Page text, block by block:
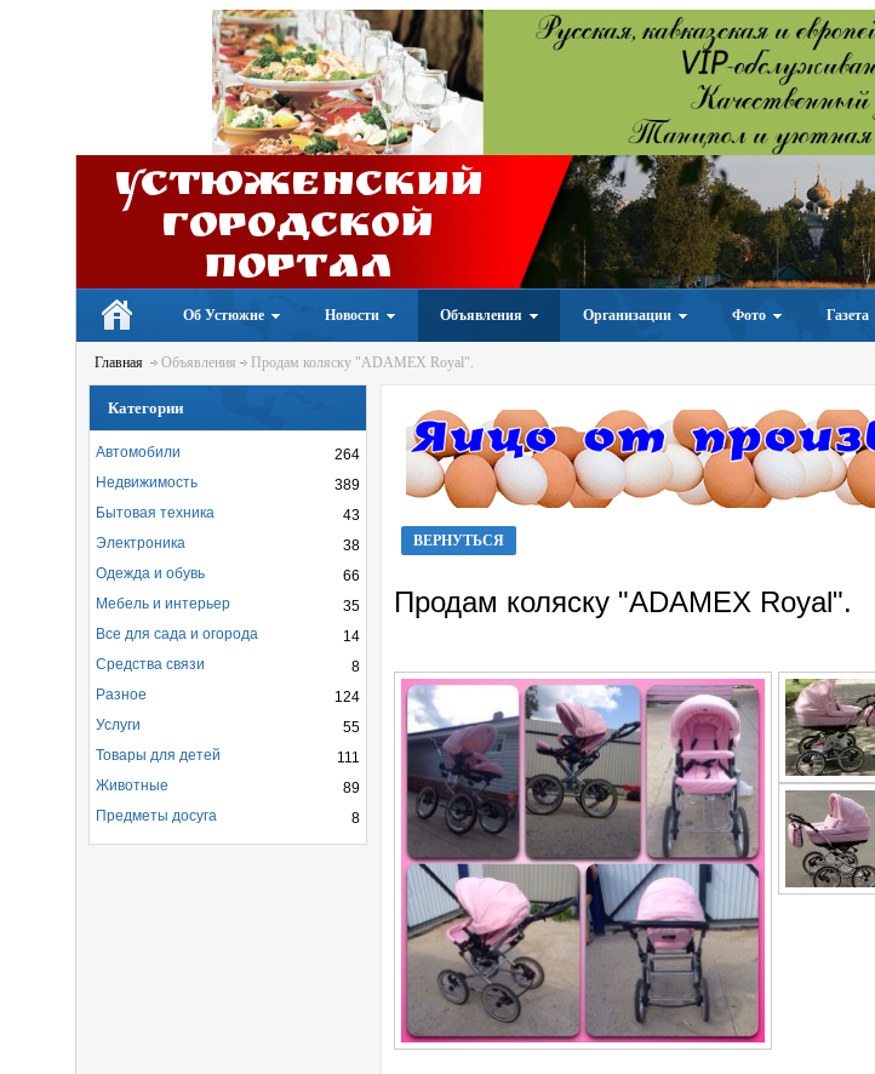
Устюженский
Городской
портал
Об Устюжне Новости Объявления Организации Фото Газета
Главная Объявления Продам коляску "ADAMEX Royal".
ВЕРНУТЬСЯ
Продам коляску "ADAMEX Royal".
Категории
264
Автомобили
389
Недвижимость
43
Бытовая техника
38
Электроника
66
Одежда и обувь
35
Мебель и интерьер
14
Все для сада и огорода
8
Средства связи
124
Разное
55
Услуги
111
Товары для детей
89
Животные
8
Предметы досуга